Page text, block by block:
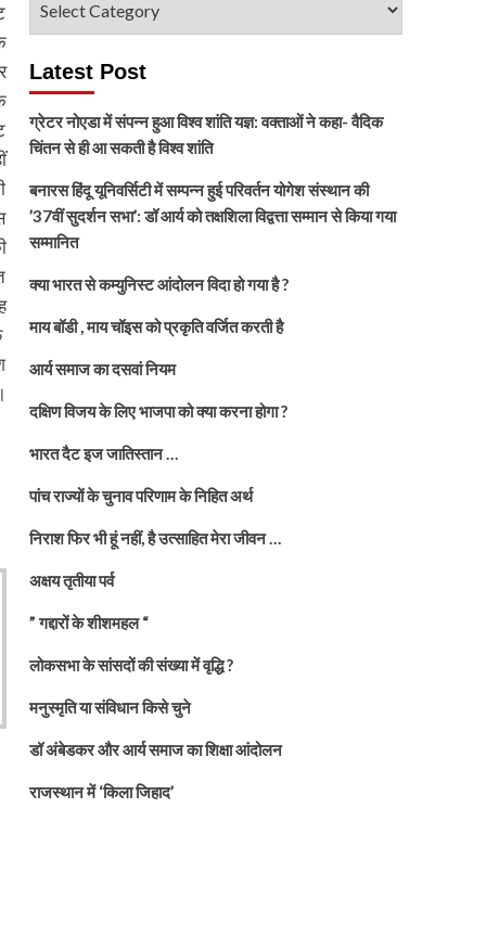
Latest Post
ग्रेटर नोएडा में संपन्न हुआ विश्व शांति यज्ञ: वक्ताओं ने कहा- वैदिक
चिंतन से ही आ सकती है विश्व शांति
बनारस हिंदू यूनिवर्सिटी में सम्पन्न हुई परिवर्तन योगेश संस्थान की
’37वीं सुदर्शन सभा’: डॉ आर्य को तक्षशिला विद्वत्ता सम्मान से किया गया
सम्मानित
क्या भारत से कम्युनिस्ट आंदोलन विदा हो गया है ?
माय बॉडी , माय चॉइस को प्रकृति वर्जित करती है
आर्य समाज का दसवां नियम
दक्षिण विजय के लिए भाजपा को क्या करना होगा ?
भारत दैट इज जातिस्तान …
पांच राज्यों के चुनाव परिणाम के निहित अर्थ
निराश फिर भी हूं नहीं, है उत्साहित मेरा जीवन …
अक्षय तृतीया पर्व
” गद्दारों के शीशमहल “
लोकसभा के सांसदों की संख्या में वृद्धि ?
मनुस्मृति या संविधान किसे चुने
डॉ अंबेडकर और आर्य समाज का शिक्षा आंदोलन
राजस्थान में ‘किला जिहाद’